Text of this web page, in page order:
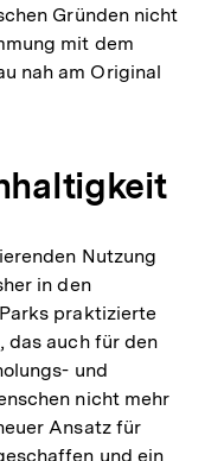
Gründen nicht
mit dem
nah am Original
Nutzung
in den
praktizierte
das auch für den
und
nicht mehr
Ansatz für
und ein